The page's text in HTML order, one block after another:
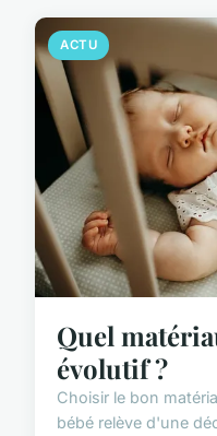
ACTU
Quel
évolutif ?
Choisir le bon
bébé relève d'une